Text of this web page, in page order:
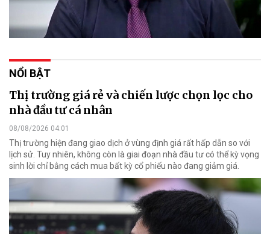
NỔI BẬT
Thị trường giá rẻ và chiến lược chọn lọc cho
nhà đầu tư cá nhân
08/08/2026 04:01
Thị trường hiện đang giao dịch ở vùng định giá rất hấp dẫn so với
lịch sử. Tuy nhiên, không còn là giai đoạn nhà đầu tư có thể kỳ vọng
sinh lời chỉ bằng cách mua bất kỳ cổ phiếu nào đang giảm giá.